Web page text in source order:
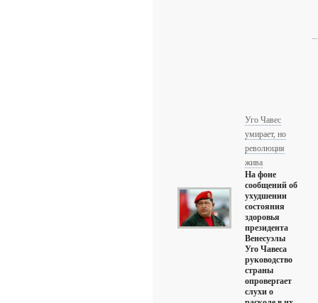
Уго Чавес
умирает, но
революция
жива
На фоне
сообщений об
ухудшении
состояния
здоровья
президента
Венесуэлы
Уго Чавеса
руководство
страны
опровергает
слухи о